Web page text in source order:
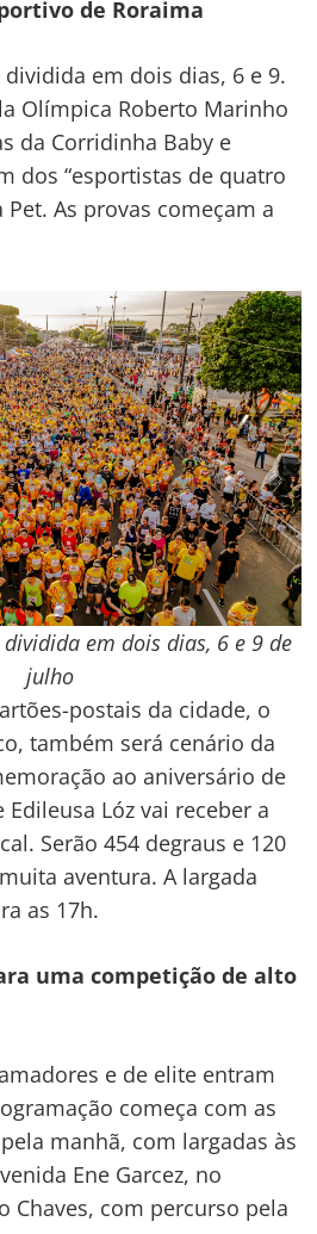
de Roraima
em dois dias, 6 e 9.
Olímpica Roberto Marinho
da Corridinha Baby e
dos “esportistas de quatro
Pet. As provas começam a
em dois dias, 6 e 9 de
julho
postais da cidade, o
também será cenário da
ao aniversário de
Lóz vai receber a
Serão 454 degraus e 120
aventura. A largada
as 17h.
uma competição de alto
e de elite entram
começa com as
manhã, com largadas às
Ene Garcez, no
Chaves, com percurso pela